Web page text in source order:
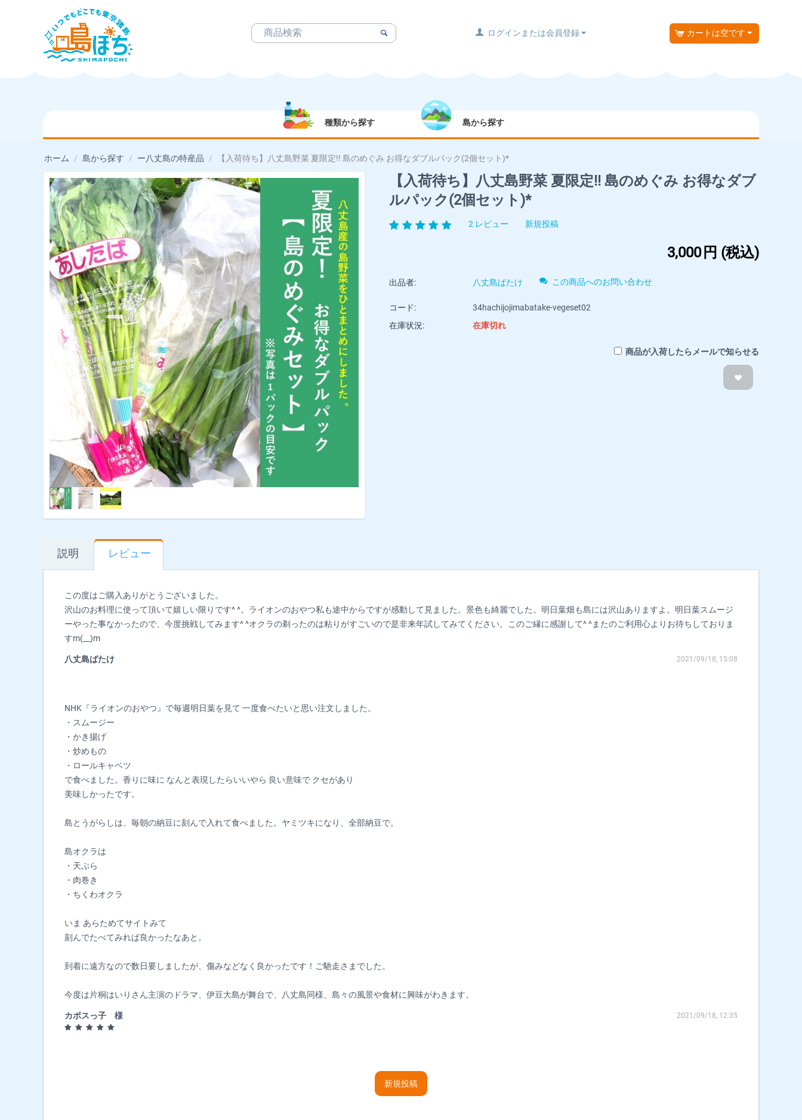
ログインまたは会員登録 カートは空です
種類から探す 島から探す
ホーム / 島から探す / ー八丈島の特産品 / 【入荷待ち】八丈島野菜 夏限定!! 島のめぐみ お得なダブルパック(2個セット)*
【入荷待ち】八丈島野菜 夏限定!! 島のめぐみ お得なダブ
ルパック(2個セット)*
2 レビュー 新規投稿
3,000 円 (税込)
出品者: 八丈島ばたけ この商品へのお問い合わせ
コード:
34hachijojimabatake-vegeset02
在庫状況:
在庫切れ
商品が入荷したらメールで知らせる
説明 レビュー
この度はご購入ありがとうございました。
沢山のお料理に使って頂いて嬉しい限りです^ ^。ライオンのおやつ私も途中からですが感動して見ました。景色も綺麗でした。明日葉畑も島には沢山ありますよ。明日葉スムージ
ーやった事なかったので、今度挑戦してみます^ ^オクラの剃ったのは粘りがすごいので是非来年試してみてください。このご縁に感謝して^ ^またのご利用心よりお待ちしておりま
すm(__)m
八丈島ばたけ 2021/09/18, 15:08
NHK『ライオンのおやつ』で毎週明日葉を見て 一度食べたいと思い注文しました。
・スムージー
・かき揚げ
・炒めもの
・ロールキャベツ
で食べました。香りに味に なんと表現したらいいやら 良い意味で クセがあり
美味しかったです。
島とうがらしは、毎朝の納豆に刻んで入れて食べました。ヤミツキになり、全部納豆で。
島オクラは
・天ぷら
・肉巻き
・ちくわオクラ
いま あらためてサイトみて
刻んでたべてみれば良かったなあと。
到着に遠方なので数日要しましたが、傷みなどなく良かったです！ご馳走さまでした。
今度は片桐はいりさん主演のドラマ、伊豆大島が舞台で、八丈島同様、島々の風景や食材に興味がわきます。
カボスっ子 様 2021/09/18, 12:35
新規投稿